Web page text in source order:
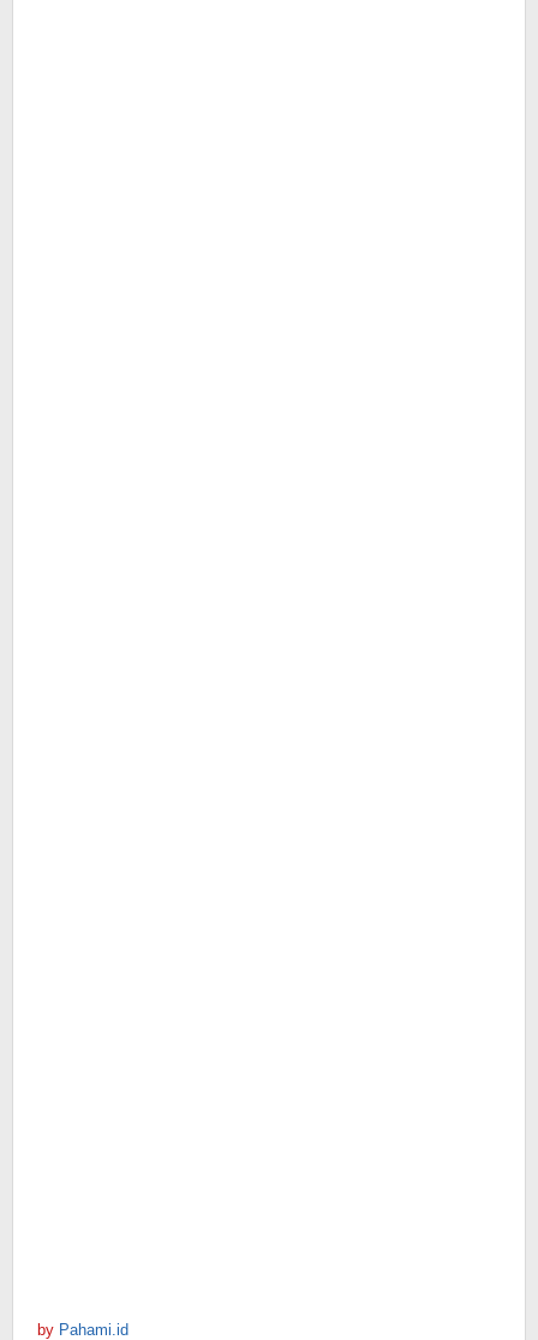
by Pahami.id